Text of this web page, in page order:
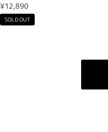
¥12,890
SOLD OUT